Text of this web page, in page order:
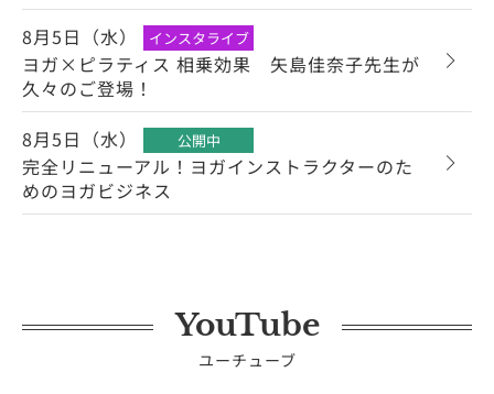
8月5日（水）
インスタライブ
ヨガ×ピラティス 相乗効果 矢島佳奈子先生が
久々のご登場！
8月5日（水）
公開中
完全リニューアル！ヨガインストラクターのた
めのヨガビジネス
YouTube
ユーチューブ